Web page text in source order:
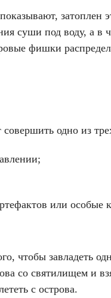
затоплен
суши под воду, а в
фишки
одно из
или особые
чтобы завладеть
со святилищем и
с острова.